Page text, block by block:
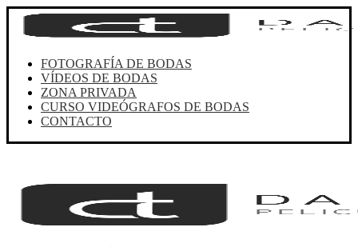
FOTOGRAFÍA DE BODAS
VÍDEOS DE BODAS
ZONA PRIVADA
CURSO VIDEÓGRAFOS DE BODAS
CONTACTO